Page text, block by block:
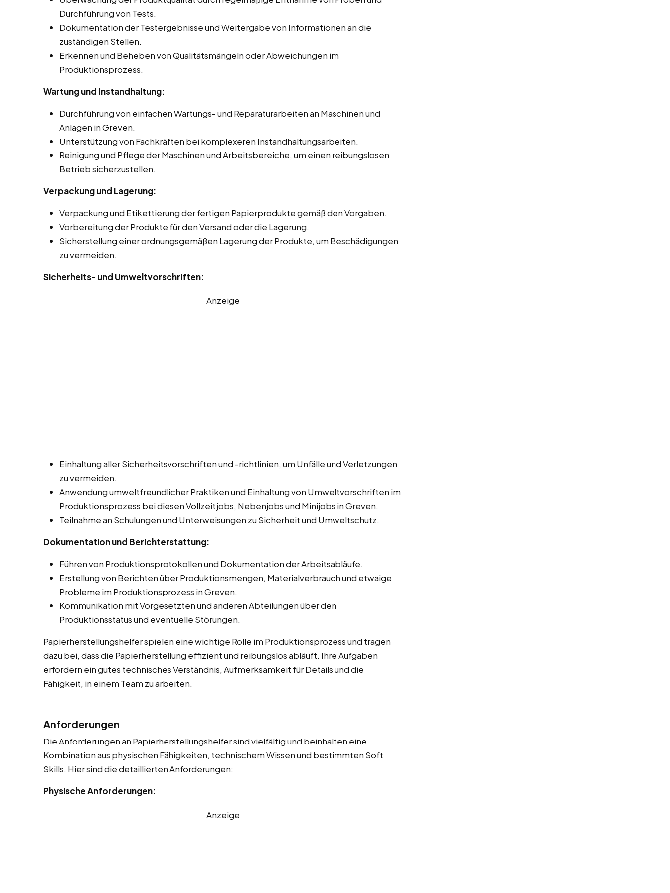
Durchführung von Tests.
Dokumentation der Testergebnisse und Weitergabe von Informationen an die
zuständigen Stellen.
Erkennen und Beheben von Qualitätsmängeln oder Abweichungen im
Produktionsprozess.
Wartung und Instandhaltung:
Durchführung von einfachen Wartungs- und Reparaturarbeiten an Maschinen und
Anlagen in Greven.
Unterstützung von Fachkräften bei komplexeren Instandhaltungsarbeiten.
Reinigung und Pflege der Maschinen und Arbeitsbereiche, um einen reibungslosen
Betrieb sicherzustellen.
Verpackung und Lagerung:
Verpackung und Etikettierung der fertigen Papierprodukte gemäß den Vorgaben.
Vorbereitung der Produkte für den Versand oder die Lagerung.
Sicherstellung einer ordnungsgemäßen Lagerung der Produkte, um Beschädigungen
zu vermeiden.
Sicherheits- und Umweltvorschriften:
Anzeige
Einhaltung aller Sicherheitsvorschriften und -richtlinien, um Unfälle und Verletzungen
zu vermeiden.
Anwendung umweltfreundlicher Praktiken und Einhaltung von Umweltvorschriften im
Produktionsprozess bei diesen Vollzeitjobs, Nebenjobs und Minijobs in Greven.
Teilnahme an Schulungen und Unterweisungen zu Sicherheit und Umweltschutz.
Dokumentation und Berichterstattung:
Führen von Produktionsprotokollen und Dokumentation der Arbeitsabläufe.
Erstellung von Berichten über Produktionsmengen, Materialverbrauch und etwaige
Probleme im Produktionsprozess in Greven.
Kommunikation mit Vorgesetzten und anderen Abteilungen über den
Produktionsstatus und eventuelle Störungen.
Papierherstellungshelfer spielen eine wichtige Rolle im Produktionsprozess und tragen
dazu bei, dass die Papierherstellung effizient und reibungslos abläuft. Ihre Aufgaben
erfordern ein gutes technisches Verständnis, Aufmerksamkeit für Details und die
Fähigkeit, in einem Team zu arbeiten.
Anforderungen
Die Anforderungen an Papierherstellungshelfer sind vielfältig und beinhalten eine
Kombination aus physischen Fähigkeiten, technischem Wissen und bestimmten Soft
Skills. Hier sind die detaillierten Anforderungen:
Physische Anforderungen:
Anzeige